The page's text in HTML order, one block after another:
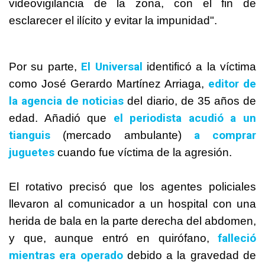
videovigilancia de la zona, con el fin de
esclarecer el ilícito y evitar la impunidad".
Por su parte, El Universal identificó a la víctima
como José Gerardo Martínez Arriaga, editor de
la agencia de noticias del diario, de 35 años de
edad. Añadió que el periodista acudió a un
tianguis (mercado ambulante) a comprar
juguetes cuando fue víctima de la agresión.
El rotativo precisó que los agentes policiales
llevaron al comunicador a un hospital con una
herida de bala en la parte derecha del abdomen,
y que, aunque entró en quirófano, falleció
mientras era operadodebido a la gravedad de